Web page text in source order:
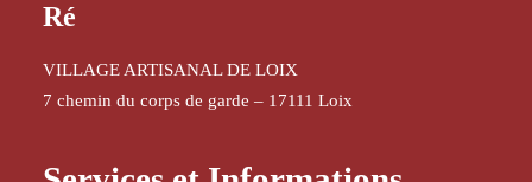
Ré
VILLAGE ARTISANAL DE LOIX
7 chemin du corps de garde – 17111 Loix